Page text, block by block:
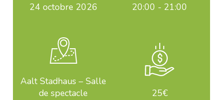
24 octobre 2026 20:00 - 21:00
Aalt Stadhaus – Salle
de spectacle
25€